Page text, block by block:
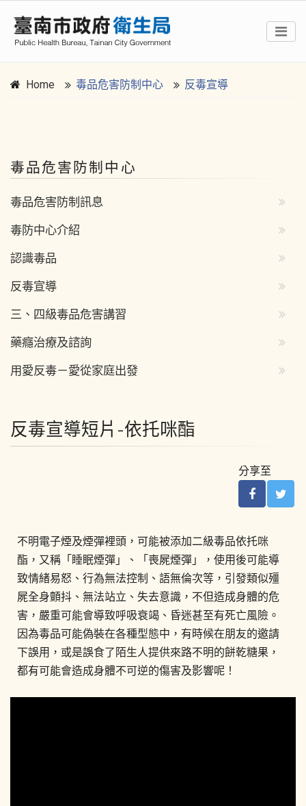
Home 毒品危害防制中心 反毒宣導
毒品危害防制中心
毒品危害防制訊息
毒防中心介紹
認識毒品
反毒宣導
三、四級毒品危害講習
藥癮治療及諮詢
用愛反毒－愛從家庭出發
反毒宣導短片-依托咪酯
分享至
不明電子煙及煙彈裡頭，可能被添加二級毒品依托咪
酯，又稱「睡眠煙彈」、「喪屍煙彈」，使用後可能導
致情緒易怒、行為無法控制、語無倫次等，引發類似殭
屍全身顫抖、無法站立、失去意識，不但造成身體的危
害，嚴重可能會導致呼吸衰竭、昏迷甚至有死亡風險。
因為毒品可能偽裝在各種型態中，有時候在朋友的邀請
下誤用，或是誤食了陌生人提供來路不明的餅乾糖果，
都有可能會造成身體不可逆的傷害及影響呢！